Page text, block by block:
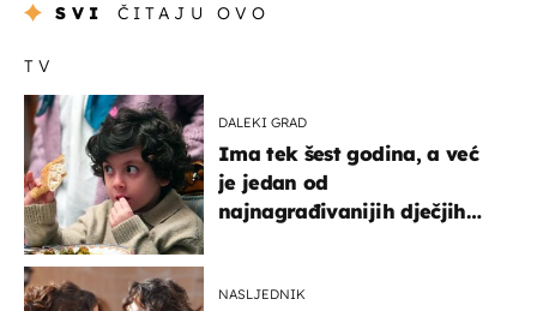
SVI ČITAJU OVO
TV
DALEKI GRAD
Ima tek šest godina, a već
je jedan od
najnagrađivanijih dječjih
NASLJEDNIK